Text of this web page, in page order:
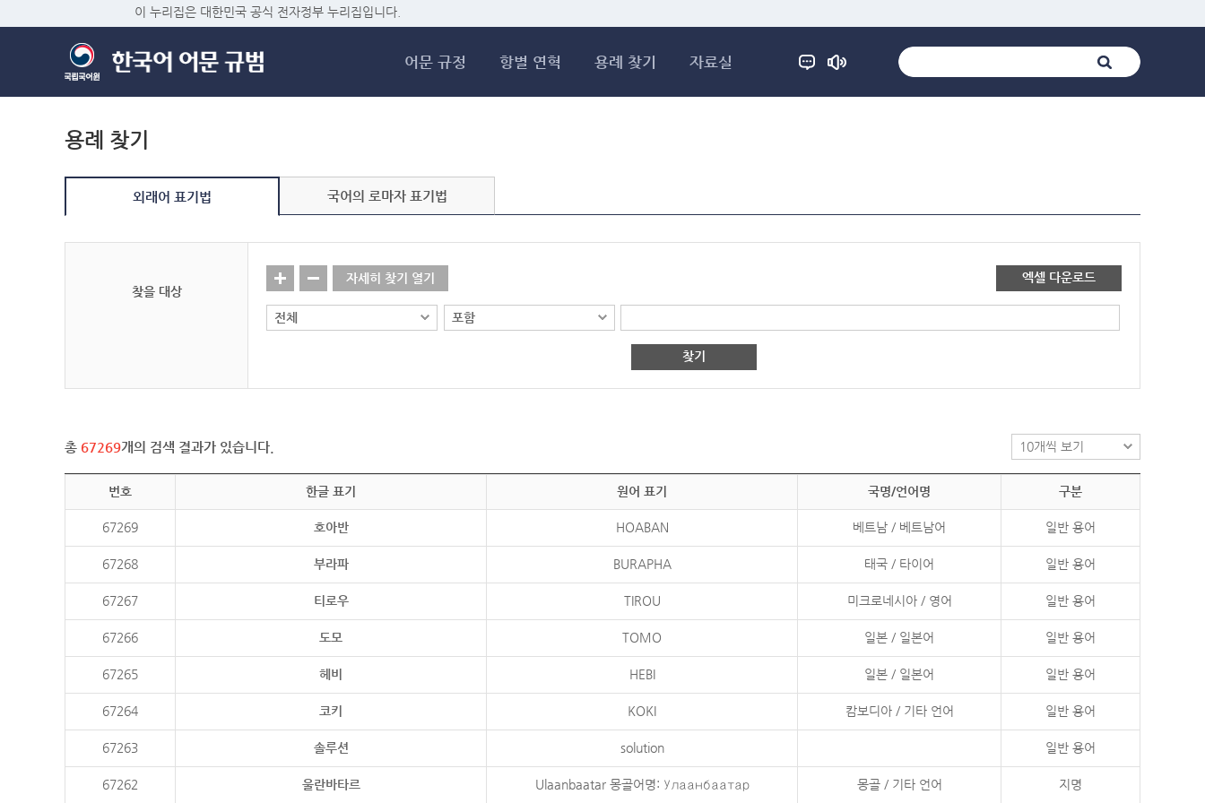
이 누리집은 대한민국 공식 전자정부 누리집입니다.
어문 규정 항별 연혁 용례 찾기 자료실
용례 찾기
외래어 표기법 국어의 로마자 표기법
찾을 대상
자세히 찾기 열기 엑셀 다운로드
찾기
총 67269개의 검색 결과가 있습니다.
번호 한글 표기 원어 표기 국명/언어명 구분
67269 호아반 HOABAN 베트남 / 베트남어 일반 용어
67268 부라파 BURAPHA 태국 / 타이어 일반 용어
67267 티로우 TIROU 미크로네시아 / 영어 일반 용어
67266 도모 TOMO 일본 / 일본어 일반 용어
67265 헤비 HEBI 일본 / 일본어 일반 용어
67264 코키 KOKI 캄보디아 / 기타 언어 일반 용어
67263 솔루션 solution 일반 용어
67262 울란바타르 Ulaanbaatar 몽골어명: Улаанбаатар 몽골 / 기타 언어 지명